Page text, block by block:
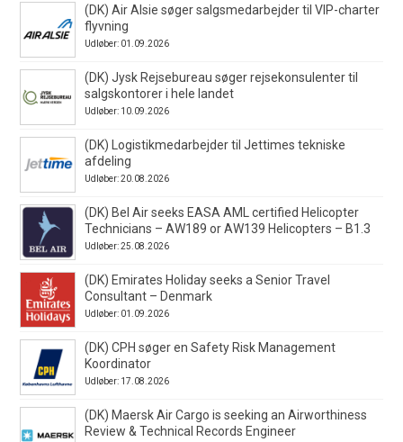
(DK) Air Alsie søger salgsmedarbejder til VIP-charter
flyvning
Udløber: 01.09.2026
(DK) Jysk Rejsebureau søger rejsekonsulenter til
salgskontorer i hele landet
Udløber: 10.09.2026
(DK) Logistikmedarbejder til Jettimes tekniske
afdeling
Udløber: 20.08.2026
(DK) Bel Air seeks EASA AML certified Helicopter
Technicians – AW189 or AW139 Helicopters – B1.3
Udløber: 25.08.2026
(DK) Emirates Holiday seeks a Senior Travel
Consultant – Denmark
Udløber: 01.09.2026
(DK) CPH søger en Safety Risk Management
Koordinator
Udløber: 17.08.2026
(DK) Maersk Air Cargo is seeking an Airworthiness
Review & Technical Records Engineer